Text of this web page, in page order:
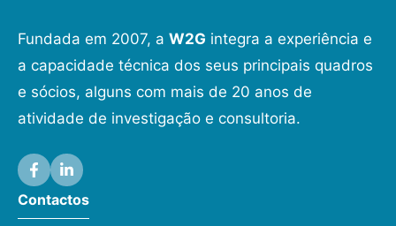
Fundada em 2007, a W2G integra a experiência e
a capacidade técnica dos seus principais quadros
e sócios, alguns com mais de 20 anos de
atividade de investigação e consultoria.
Contactos